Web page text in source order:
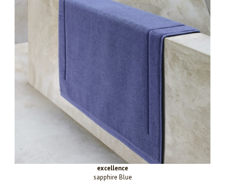
excellence
sapphire Blue